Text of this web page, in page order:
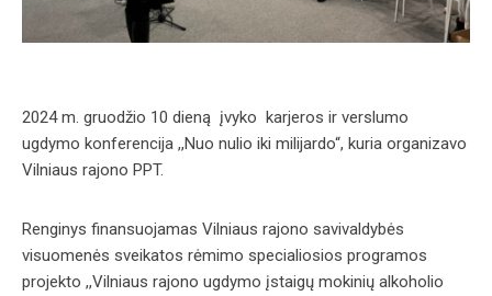
2024 m. gruodžio 10 dieną įvyko karjeros ir verslumo
ugdymo konferencija ,,Nuo nulio iki milijardo“, kuria organizavo
Vilniaus rajono PPT.
Renginys finansuojamas Vilniaus rajono savivaldybės
visuomenės sveikatos rėmimo specialiosios programos
projekto ,,Vilniaus rajono ugdymo įstaigų mokinių alkoholio